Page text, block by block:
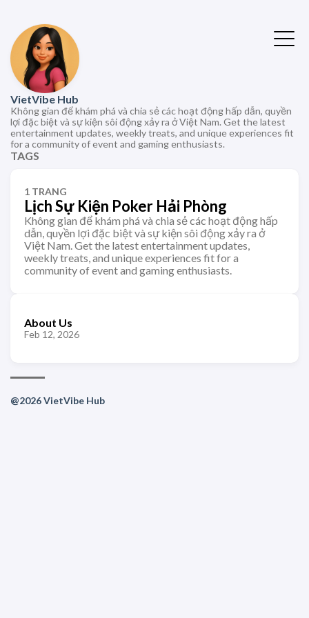
VietVibe Hub
Không gian để khám phá và chia sẻ các hoạt động hấp dẫn, quyền
lợi đặc biệt và sự kiện sôi động xảy ra ở Việt Nam. Get the latest
entertainment updates, weekly treats, and unique experiences fit
for a community of event and gaming enthusiasts.
TAGS
1 TRANG
Lịch Sự Kiện Poker Hải Phòng
Không gian để khám phá và chia sẻ các hoạt động hấp
dẫn, quyền lợi đặc biệt và sự kiện sôi động xảy ra ở
Việt Nam. Get the latest entertainment updates,
weekly treats, and unique experiences fit for a
community of event and gaming enthusiasts.
About Us
Feb 12, 2026
@2026 VietVibe Hub